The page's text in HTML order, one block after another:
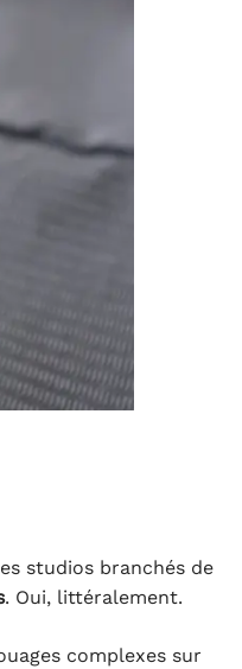
studios branchés de
. Oui, littéralement.
complexes sur